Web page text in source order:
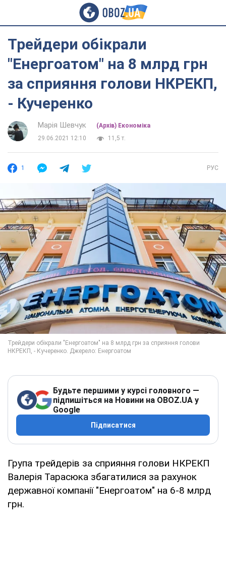
Трейдери обікрали
"Енергоатом" на 8 млрд грн
за сприяння голови НКРЕКП,
- Кучеренко
Марія Шевчук
(Архів) Економіка
29.06.2021 12:10
11,5 т.
1 РУС
Будьте першими у курсі головного —
підпишіться на Новини на OBOZ.UA у
Google
Підписатися
Група трейдерів за сприяння голови НКРЕКП
Валерія Тарасюка збагатилися за рахунок
державної компанії "Енергоатом" на 6-8 млрд
грн.